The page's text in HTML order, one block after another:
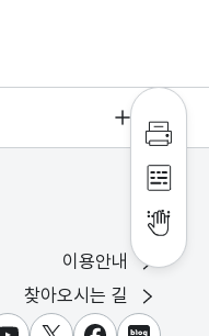
인쇄
점자
점자
이용안내
찾아오시는 길